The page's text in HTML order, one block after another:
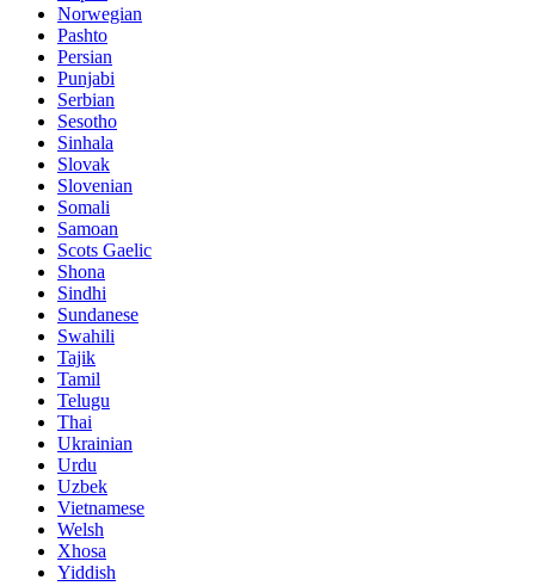
Norwegian
Pashto
Persian
Punjabi
Serbian
Sesotho
Sinhala
Slovak
Slovenian
Somali
Samoan
Scots Gaelic
Shona
Sindhi
Sundanese
Swahili
Tajik
Tamil
Telugu
Thai
Ukrainian
Urdu
Uzbek
Vietnamese
Welsh
Xhosa
Yiddish